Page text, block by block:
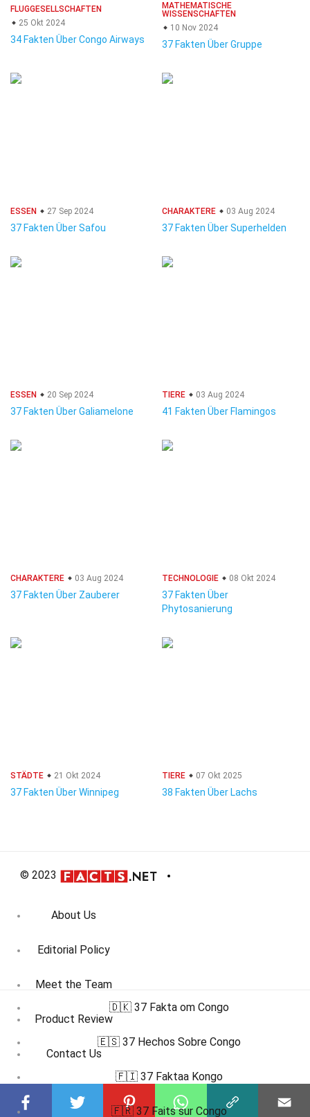
FLUGGESELLSCHAFTEN
25 Okt 2024
34 Fakten Über Congo Airways
MATHEMATISCHE
WISSENSCHAFTEN
10 Nov 2024
37 Fakten Über Gruppe
ESSEN 27 Sep 2024
37 Fakten Über Safou
CHARAKTERE 03 Aug 2024
37 Fakten Über Superhelden
ESSEN 20 Sep 2024
37 Fakten Über Galiamelone
TIERE 03 Aug 2024
41 Fakten Über Flamingos
CHARAKTERE 03 Aug 2024
37 Fakten Über Zauberer
TECHNOLOGIE 08 Okt 2024
37 Fakten Über
Phytosanierung
STÄDTE 21 Okt 2024
37 Fakten Über Winnipeg
TIERE 07 Okt 2025
38 Fakten Über Lachs
© 2023
About Us
Editorial Policy
Meet the Team
Product Review
Contact Us
Write For Us
🇩🇰 37 Fakta om Congo
🇪🇸 37 Hechos Sobre Congo
🇫🇮 37 Faktaa Kongo
🇫🇷 37 Faits sur Congo